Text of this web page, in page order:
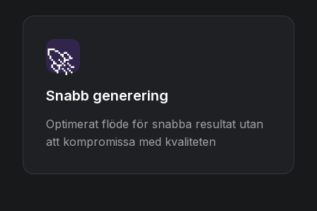
🚀
Snabb generering
Optimerat flöde för snabba resultat utan
att kompromissa med kvaliteten